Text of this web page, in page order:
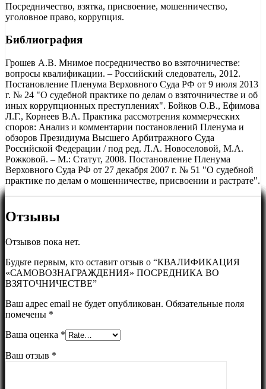
Посредничество, взятка, присвоение, мошенничество,
уголовное право, коррупция.
Библиография
Грошев А.В. Мнимое посредничество во взяточничестве:
вопросы квалификации. – Российский следователь, 2012.
Постановление Пленума Верховного Суда РФ от 9 июля 2013
г. № 24 "О судебной практике по делам о взяточничестве и об
иных коррупционных преступлениях". Бойков О.В., Ефимова
Л.Г., Корнеев В.А. Практика рассмотрения коммерческих
споров: Анализ и комментарии постановлений Пленума и
обзоров Президиума Высшего Арбитражного Суда
Российской Федерации / под ред. Л.А. Новоселовой, М.А.
Рожковой. – М.: Статут, 2008. Постановление Пленума
Верховного Суда РФ от 27 декабря 2007 г. № 51 "О судебной
практике по делам о мошенничестве, присвоении и растрате".
Отзывы
Отзывов пока нет.
Будьте первым, кто оставит отзыв о “КВАЛИФИКАЦИЯ
«САМОВОЗНАГРАЖДЕНИЯ» ПОСРЕДНИКА ВО
ВЗЯТОЧНИЧЕСТВЕ”
Ваш адрес email не будет опубликован. Обязательные поля
помечены *
Ваша оценка *
Ваш отзыв *